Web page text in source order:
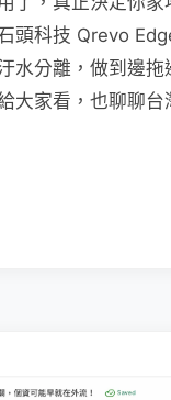
頭科技 Qrevo
水分離，做到邊
大家看，也聊聊